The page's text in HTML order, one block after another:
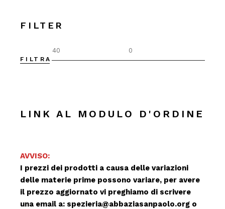
FILTER
FILTRA
LINK AL MODULO D'ORDINE
AVVISO:
I prezzi dei prodotti a causa delle variazioni
delle materie prime possono variare, per avere
il prezzo aggiornato vi preghiamo di scrivere
una email a: spezieria@abbaziasanpaolo.org o